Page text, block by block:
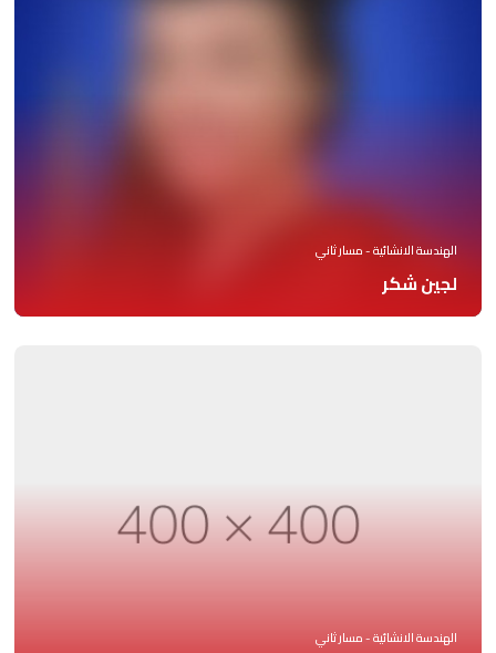
الهندسة الانشائية - مسار ثاني
لجين شكر
الهندسة الانشائية - مسار ثاني